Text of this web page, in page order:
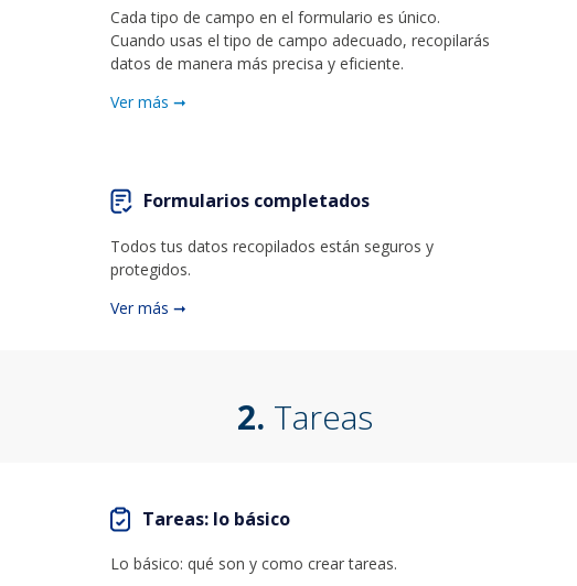
Cada tipo de campo en el formulario es único.
Cuando usas el tipo de campo adecuado, recopilarás
datos de manera más precisa y eficiente.
Ver más ➞
Formularios completados
Todos tus datos recopilados están seguros y
protegidos.
Ver más ➞
2. Tareas
Tareas: lo básico
Lo básico: qué son y como crear tareas.